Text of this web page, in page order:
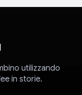
utilizzando
in storie.